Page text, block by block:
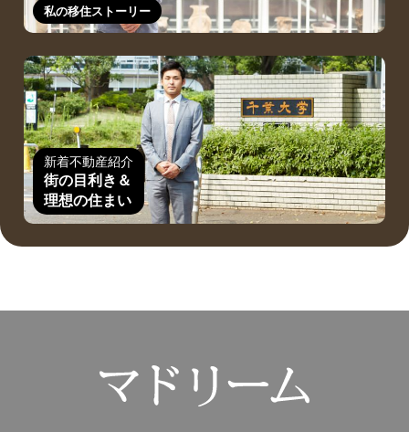
私の移住ストーリー
新着不動産紹介
街の目利き＆
理想の住まい